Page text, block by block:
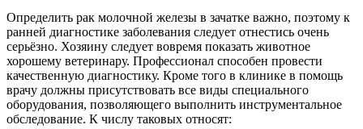
Определить рак молочной железы в зачатке важно, поэтому к
ранней диагностике заболевания следует отнестись очень
серьёзно. Хозяину следует вовремя показать животное
хорошему ветеринару. Профессионал способен провести
качественную диагностику. Кроме того в клинике в помощь
врачу должны присутствовать все виды специального
оборудования, позволяющего выполнить инструментальное
обследование. К числу таковых относят: